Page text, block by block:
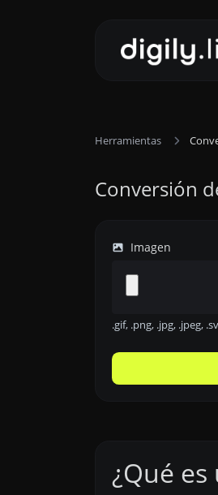
Herramientas
Conversión
Imagen
.gif, .png, .jpg, .jpeg,
¿Qué